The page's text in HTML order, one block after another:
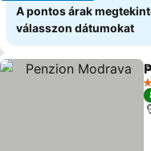
A pontos árak
válasszon dátumokat